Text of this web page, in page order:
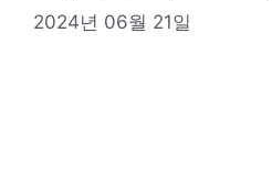
2024년 06월 21일